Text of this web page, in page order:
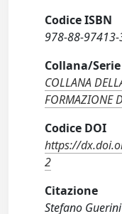
Codice ISBN
978-88-
Collana/Serie
COLLANA
FORMAZIONE
Codice DOI
https://
2
Citazione
Stefano